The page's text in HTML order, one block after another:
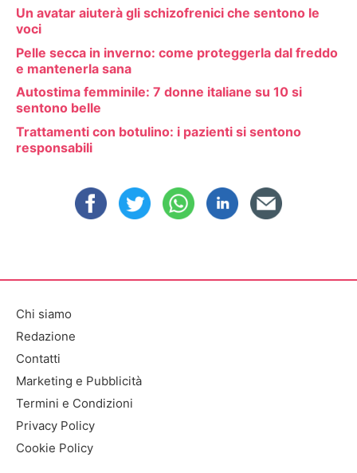
Un avatar aiuterà gli schizofrenici che sentono le
voci
Pelle secca in inverno: come proteggerla dal freddo
e mantenerla sana
Autostima femminile: 7 donne italiane su 10 si
sentono belle
Trattamenti con botulino: i pazienti si sentono
responsabili
Chi siamo
Redazione
Contatti
Marketing e Pubblicità
Termini e Condizioni
Privacy Policy
Cookie Policy